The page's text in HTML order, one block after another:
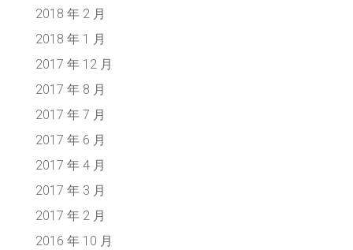
2018 年 2 月
2018 年 1 月
2017 年 12 月
2017 年 8 月
2017 年 7 月
2017 年 6 月
2017 年 4 月
2017 年 3 月
2017 年 2 月
2016 年 10 月